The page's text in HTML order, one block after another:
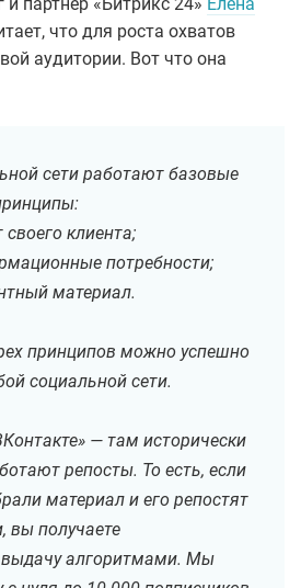
что для роста охватов
аудитории. Вот что она
сети работают базовые
своего клиента;
потребности;
материал.
принципов можно успешно
социальной сети.
— там исторически
репосты. То есть, если
материал и его репостят
вы получаете
выдачу алгоритмами. Мы